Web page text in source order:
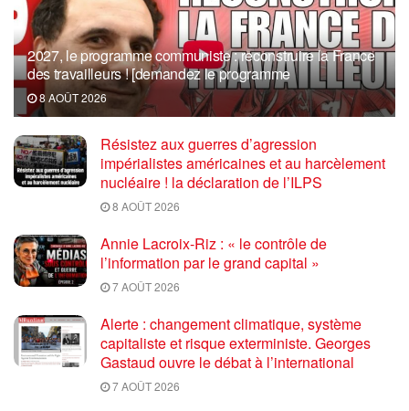
2027, le programme communiste : reconstruire la France
des travailleurs ! [demandez le programme
8 AOÛT 2026
Résistez aux guerres d’agression
impérialistes américaines et au harcèlement
nucléaire ! la déclaration de l’ILPS
8 AOÛT 2026
Annie Lacroix-Riz : « le contrôle de
l’information par le grand capital »
7 AOÛT 2026
Alerte : changement climatique, système
capitaliste et risque exterministe. Georges
Gastaud ouvre le débat à l’international
7 AOÛT 2026